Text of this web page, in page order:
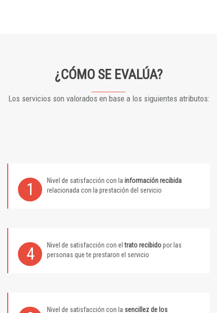
¿CÓMO SE EVALÚA?
Los servicios son valorados en base a los siguientes atributos:
1 Nivel de satisfacción con la información recibida
relacionada con la prestación del servicio
4 Nivel de satisfacción con eltrato recibidopor las
personas que te prestaron el servicio
Nivel de satisfacción con la sencillez de los